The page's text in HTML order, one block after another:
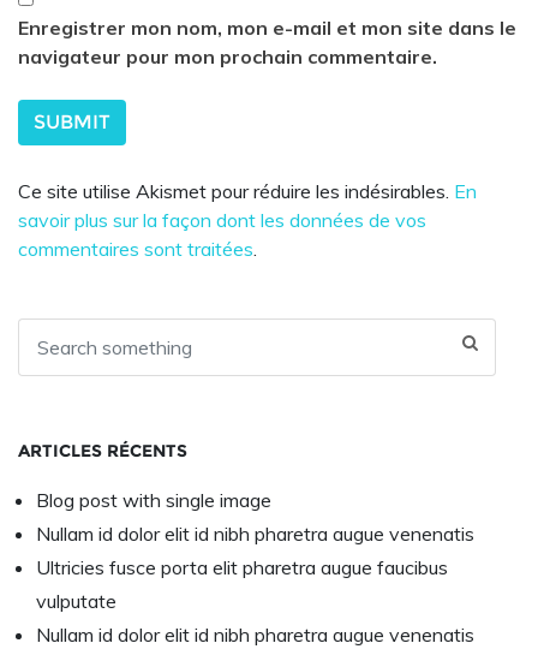
Enregistrer mon nom, mon e-mail et mon site dans le
navigateur pour mon prochain commentaire.
Ce site utilise Akismet pour réduire les indésirables. En
savoir plus sur la façon dont les données de vos
commentaires sont traitées.
ARTICLES RÉCENTS
Blog post with single image
Nullam id dolor elit id nibh pharetra augue venenatis
Ultricies fusce porta elit pharetra augue faucibus
vulputate
Nullam id dolor elit id nibh pharetra augue venenatis